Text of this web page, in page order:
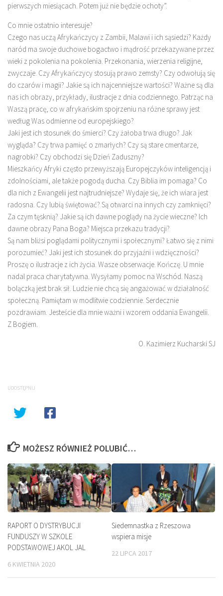
pierwszych miesiącach. Potem już nie będzie ochoty”.
Co mnie ostatnio interesuje?
Czego nas uczą Afrykańczycy z Zambii, Malawi i ich sąsiedzi? Każdy
naród ma swoje duchowe bogactwo i mądrość przekazywane przez
wieki z pokolenia na pokolenia. Przekonania, wierzenia religijne,
zwyczaje. Czy Afrykańczycy stosują prawo zemsty? Czy odwołują się
do czarów i magii? Jakie są ich najcenniejsze wartości? Ważne są dla
nas ich obrazy, przykłady, ilustracje z dnia codziennego. Patrząc na
Waszą pracę, co w afrykańskim spojrzeniu na różne sprawy jest
według Was odmienne od europejskiego?
Jaki jest ich stosunek do śmierci? Czy żałoba trwa długo? Jak
wygląda? Czy trwa pamięć o zmarłych? Czy są stare cmentarze,
nagrobki? Czy obchodzi się Dzień Zaduszny?
Mieszkańcy Afryki często przewyższają Europejczyków inteligencją i
zdolnościami, ale także pogodą ducha. Czy Biblia im pomaga? Co
dla nich z Ewangelii jest najtrudniejsze? Wydaje się, że ich wiara jest
radosna. Czy lubią świętować? Są otwarci na innych czy zamknięci?
Za czym tęsknią? Jakie są ich dawne poglądy na życie wieczne? Ich
dawne obrazy Pana Boga? Miejsca przekazu tradycji?
Są nam bliżsi poglądami politycznymi i społecznymi? Łatwo się z nimi
porozumieć? Jaki jest ich stosunek do przyjaźni i wdzięczności?
Proszę o ilustracje z ich życia. Wasze obserwacje. Kończę. U mnie
nadal praca charytatywna. Wysyłamy pomoc na Wschód. Naszą
bolączką jest brak sił. Ludzie nie chcą się angażować w działalność
społeczną. Pamiętam w modlitwie codziennie. Serdecznie
pozdrawiam. Jesteście dla mnie ważni i wzorem oddania Ewangelii.
Z Bogiem.
O. Kazimierz Kucharski SJ
UDOSTĘPNIJ
MOŻESZ RÓWNIEŻ POLUBIĆ…
RAPORT O DYSTRYBUCJI
FUNDUSZY W SZKOLE
PODSTAWOWEJ AKOL JAL
6 KWIETNIA 2020
Siedemnastka z Rzeszowa
wspiera misje
22 LIPCA 2017